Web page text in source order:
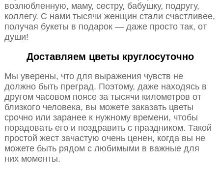
возлюбленную, маму, сестру, бабушку, подругу,
коллегу. С нами тысячи женщин стали счастливее,
получая букеты в подарок — даже просто так, от
души!
Доставляем цветы круглосуточно
Мы уверены, что для выражения чувств не
должно быть преград. Поэтому, даже находясь в
другом часовом поясе за тысячи километров от
близкого человека, вы можете заказать цветы
срочно или заранее к нужному времени, чтобы
порадовать его и поздравить с праздником. Такой
простой жест зачастую очень ценен, когда вы не
можете быть рядом с любимыми в важные для
них моменты.